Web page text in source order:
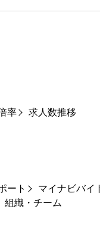
率 求人数推移
ート
マイナビバイ
組織・チーム